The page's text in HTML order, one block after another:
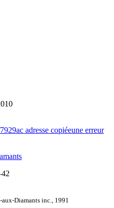
adresse copiéeune erreur
Diamants inc., 1991